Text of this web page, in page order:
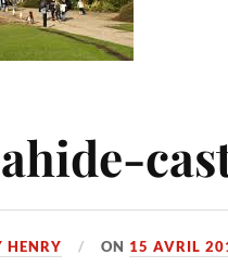
HENRY ON 15 AVRIL